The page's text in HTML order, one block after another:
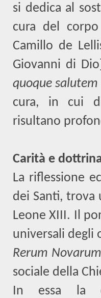
si dedica al
cura del corpo
Camillo de
Giovanni di
quoque
cura, in cui
risultano
Carità e
La riflessione
dei Santi, trova
Leone XIII. Il
universali degli
Rerum Novarum
sociale della
In essa la